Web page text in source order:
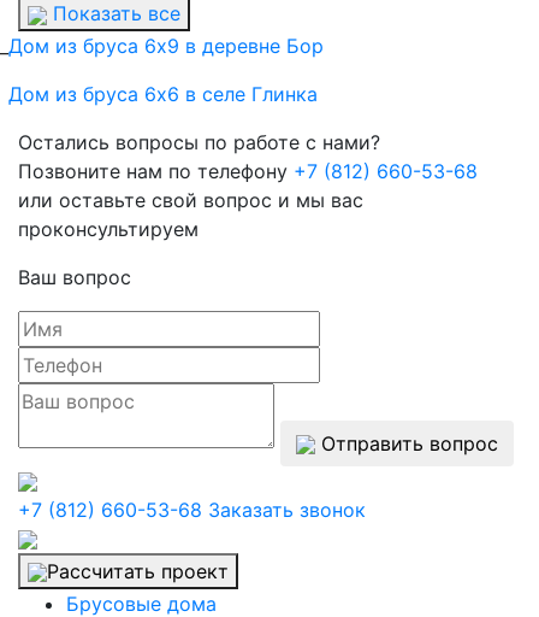
Показать все
Дом из бруса 6х9 в деревне Бор
Дом из бруса 6х6 в селе Глинка
Остались вопросы по работе с нами?
Позвоните нам по телефону +7 (812) 660-53-68
или оставьте свой вопрос и мы вас
проконсультируем
Ваш вопрос
Отправить вопрос
+7 (812) 660-53-68 Заказать звонок
Рассчитать проект
Брусовые дома